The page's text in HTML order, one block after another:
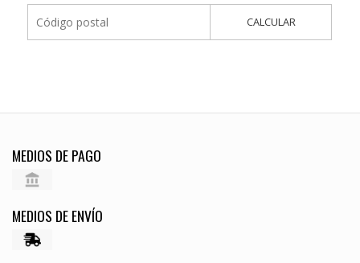
CALCULAR
MEDIOS DE PAGO
MEDIOS DE ENVÍO